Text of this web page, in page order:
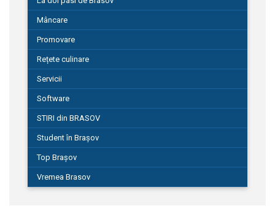
Mâncare
Promovare
Rețete culinare
Servicii
Software
STIRI din BRASOV
Student în Brașov
Top Brașov
Vremea Brasov